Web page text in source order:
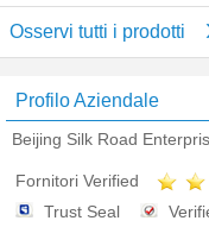
Osservi tutti i prodotti
Profilo Aziendale
Beijing Silk Road
Fornitori Verified
Trust Seal